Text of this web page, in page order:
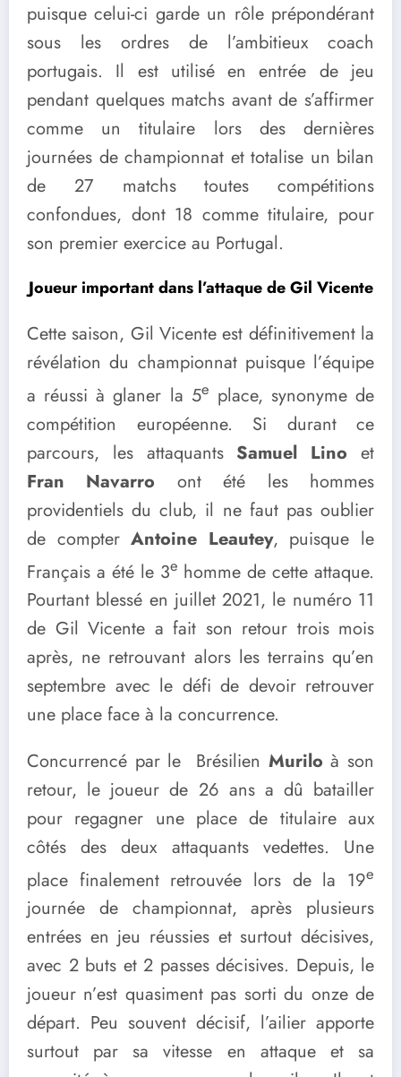
puisque celui-ci garde un rôle prépondérant
sous les ordres de l’ambitieux coach
portugais. Il est utilisé en entrée de jeu
pendant quelques matchs avant de s’affirmer
comme un titulaire lors des dernières
journées de championnat et totalise un bilan
de 27 matchs toutes compétitions
confondues, dont 18 comme titulaire, pour
son premier exercice au Portugal.
Joueur important dans l’attaque de Gil Vicente
Cette saison, Gil Vicente est définitivement la
révélation du championnat puisque l’équipe
a réussi à glaner la 5e place, synonyme de
compétition européenne. Si durant ce
parcours, les attaquants Samuel Lino et
Fran Navarro ont été les hommes
providentiels du club, il ne faut pas oublier
de compterAntoine Leautey, puisque le
Français a été le 3e homme de cette attaque.
Pourtant blessé en juillet 2021, le numéro 11
de Gil Vicente a fait son retour trois mois
après, ne retrouvant alors les terrains qu’en
septembre avec le défi de devoir retrouver
une place face à la concurrence.
Concurrencé par le Brésilien Murilo à son
retour, le joueur de 26 ans a dû batailler
pour regagner une place de titulaire aux
côtés des deux attaquants vedettes. Une
place finalement retrouvée lors de la 19e
journée de championnat, après plusieurs
entrées en jeu réussies et surtout décisives,
avec 2 buts et 2 passes décisives. Depuis, le
joueur n’est quasiment pas sorti du onze de
départ. Peu souvent décisif, l’ailier apporte
surtout par sa vitesse en attaque et sa